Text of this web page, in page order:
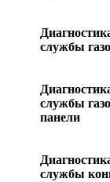
службы
службы
панели
службы